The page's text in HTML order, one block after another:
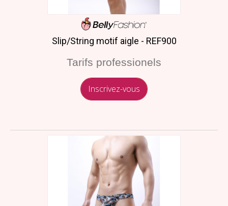
Slip/String motif aigle - REF900
Tarifs professionels
Inscrivez-vous